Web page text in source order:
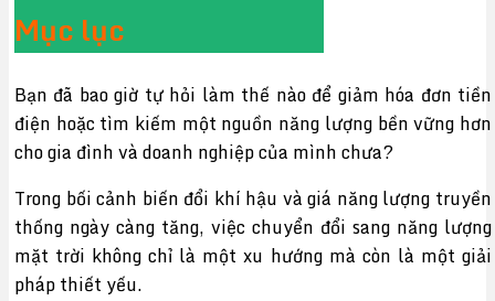
Mục lục
Bạn đã bao giờ tự hỏi làm thế nào để giảm hóa đơn tiền
điện hoặc tìm kiếm một nguồn năng lượng bền vững hơn
cho gia đình và doanh nghiệp của mình chưa?
Trong bối cảnh biến đổi khí hậu và giá năng lượng truyền
thống ngày càng tăng, việc chuyển đổi sang năng lượng
mặt trời không chỉ là một xu hướng mà còn là một giải
pháp thiết yếu.